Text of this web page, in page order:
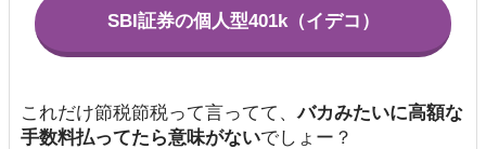
SBI証券の個人型401k（イデコ）
これだけ節税節税って言ってて、バカみたいに高額な
手数料払ってたら意味がないでしょー？